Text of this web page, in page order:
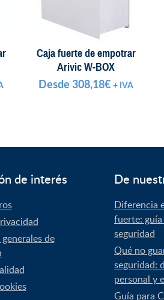
Caja fuerte de empotrar
Arivic W-BOX
Desde308,18€ + IVA
de interés
de
De
Diferencia
fuerte:
seguridad
Qué no
seguridad:
personal y
Guía para